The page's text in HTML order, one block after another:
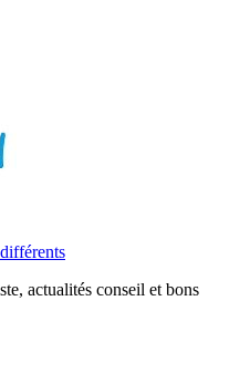
actualités conseil et bons